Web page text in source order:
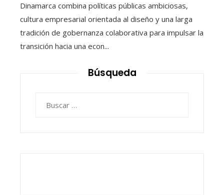
Dinamarca combina políticas públicas ambiciosas,
cultura empresarial orientada al diseño y una larga
tradición de gobernanza colaborativa para impulsar la
transición hacia una econ...
Búsqueda